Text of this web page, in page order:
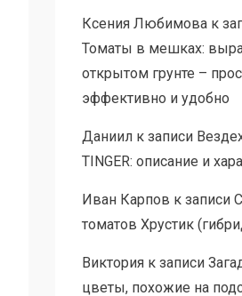
Ксения Любимовак
Томаты в мешках:
открытом грунте –
эффективно и удобно
Даниилк записи
TINGER: описание и
Иван Карпов к записи
томатов Хрустик
Викторияк записи
цветы, похожие на